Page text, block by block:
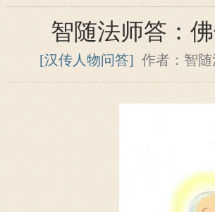
智随法师答：
[汉传人物问答] 作者：智